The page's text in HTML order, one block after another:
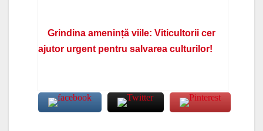
Grindina amenință viile: Viticultorii cer
ajutor urgent pentru salvarea culturilor!